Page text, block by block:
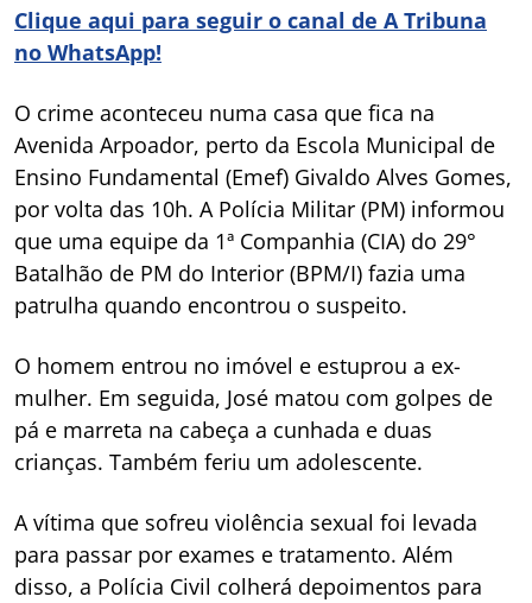
Clique aqui para seguir o canal de A Tribuna
no WhatsApp!
O crime aconteceu numa casa que fica na
Avenida Arpoador, perto da Escola Municipal de
Ensino Fundamental (Emef) Givaldo Alves Gomes,
por volta das 10h. A Polícia Militar (PM) informou
que uma equipe da 1ª Companhia (CIA) do 29°
Batalhão de PM do Interior (BPM/I) fazia uma
patrulha quando encontrou o suspeito.
O homem entrou no imóvel e estuprou a ex-
mulher. Em seguida, José matou com golpes de
pá e marreta na cabeça a cunhada e duas
crianças. Também feriu um adolescente.
A vítima que sofreu violência sexual foi levada
para passar por exames e tratamento. Além
disso, a Polícia Civil colherá depoimentos para